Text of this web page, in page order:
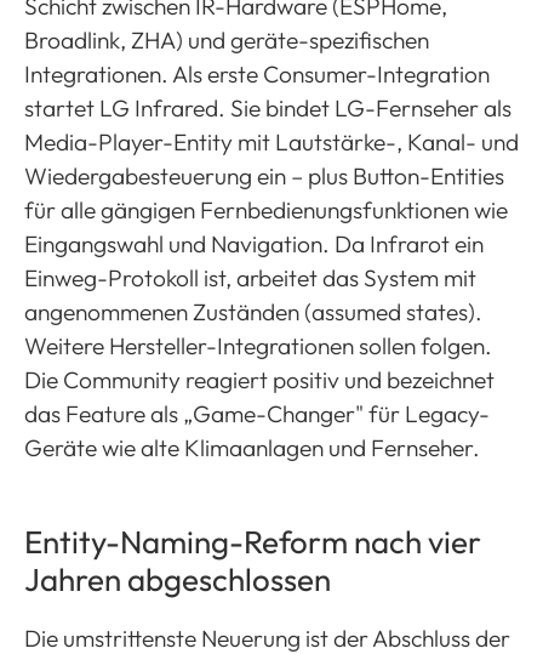
Broadlink, ZHA) und geräte-spezifischen
Integrationen. Als erste Consumer-Integration
startet LG Infrared. Sie bindet LG-Fernseher als
Media-Player-Entity mit Lautstärke-, Kanal- und
Wiedergabesteuerung ein – plus Button-Entities
für alle gängigen Fernbedienungsfunktionen wie
Eingangswahl und Navigation. Da Infrarot ein
Einweg-Protokoll ist, arbeitet das System mit
angenommenen Zuständen (assumed states).
Weitere Hersteller-Integrationen sollen folgen.
Die Community reagiert positiv und bezeichnet
das Feature als „Game-Changer" für Legacy-
Geräte wie alte Klimaanlagen und Fernseher.
Entity-Naming-Reform nach vier
Jahren abgeschlossen
Die umstrittenste Neuerung ist der Abschluss der